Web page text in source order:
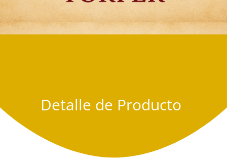
Detalle de Producto